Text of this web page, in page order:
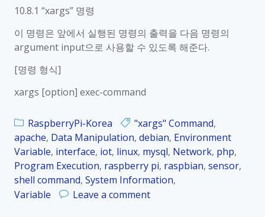
명
령
r
o
r
_
1
10.8.1 “xargs” 명령
이 명령은 앞에서 실행된 명령의 출력을 다음 명령의
argument input으로 사용할 수 있도록 해준다.
[명령 형식]
xargs [option] exec-command
RaspberryPi-Korea "xargs" Command,
apache, Data Manipulation, debian, Environment
Variable, interface, iot, linux, mysql, Network, php,
Program Execution, raspberry pi, raspbian, sensor,
shell command, System Information,
Variable
Leave a comment